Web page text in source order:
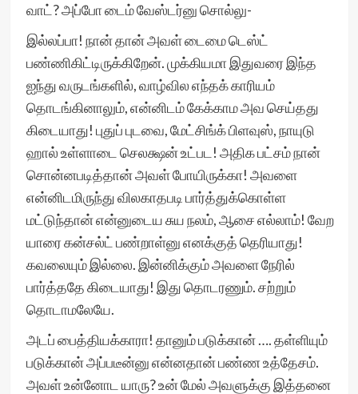
வாட்? அப்போ டைம் வேஸ்டர்னு சொல்லு-
இல்லப்பா! நான் தான் அவள் டைமை டெஸ்ட்
பண்ணிகிட்டிருக்கிறேன். முக்கியமா இதுவரை இந்த
ஐந்து வருடங்களில், வாழ்வில எந்தக் காரியம்
தொடங்கினாலும், என்னிடம் கேக்காம அவ செய்தது
கிடையாது! புதுப் புடவை, மேட்சிங்க் பிளவுஸ், நாயுடு
ஹால் உள்ளாடை செலக்ஷன் உட்பட! அதிக பட்சம் நான்
சொன்னபடித்தான் அவள் போயிருக்கா! அவளை
என்னிடமிருந்து விலகாதபடி பார்த்துக்கொள்ள
மட்டுந்தான் என்னுடைய சுய நலம், ஆசை எல்லாம்! வேற
யாரை கன்சல்ட் பண்றாள்னு எனக்குத் தெரியாது!
கவலையும் இல்லை. இன்னிக்கும் அவளை நேரில்
பார்த்ததே கிடையாது! இது தொடரணும். சற்றும்
தொடாமலேயே.
அடப் பைத்தியக்காரா! தானும் படுக்கான் …. தள்ளியும்
படுக்கான் அப்படீன்னு என்னதான் பண்ண உத்தேசம்.
அவள் உன்னோட யாரு? உன் மேல் அவளுக்கு இத்தனை